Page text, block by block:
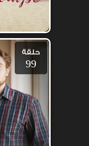
حلقة
99